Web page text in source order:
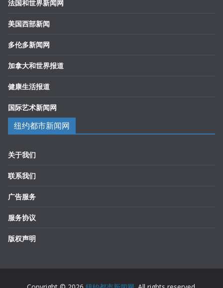
法国和世界新闻网
美国西部新闻
多伦多新闻网
加拿大和世界报道
健康生活报道
国际艺术新闻网
纽约都市新闻网
关于我们
联系我们
广告服务
服务协议
版权声明